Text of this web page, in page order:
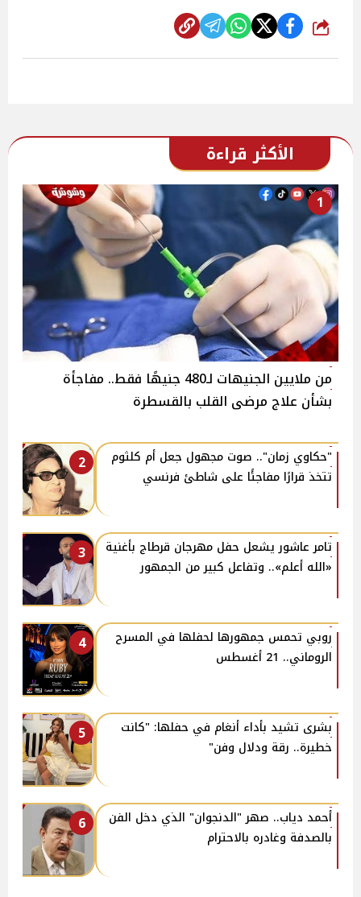
شارك
الأكثر قراءة
1
من ملايين الجنيهات لـ480 جنيهًا فقط.. مفاجأة
بشأن علاج مرضى القلب بالقسطرة
2
"حكاوي زمان".. صوت مجهول جعل أم كلثوم
تتخذ قرارًا مفاجئًا على شاطئ فرنسي
3
تامر عاشور يشعل حفل مهرجان قرطاج بأغنية
«الله أعلم».. وتفاعل كبير من الجمهور
4
روبي تحمس جمهورها لحفلها في المسرح
الروماني.. 21 أغسطس
5
بشرى تشيد بأداء أنغام في حفلها: "كانت
خطيرة.. رقة ودلال وفن"
6
أحمد دياب.. صهر "الدنجوان" الذي دخل الفن
بالصدفة وغادره بالاحترام